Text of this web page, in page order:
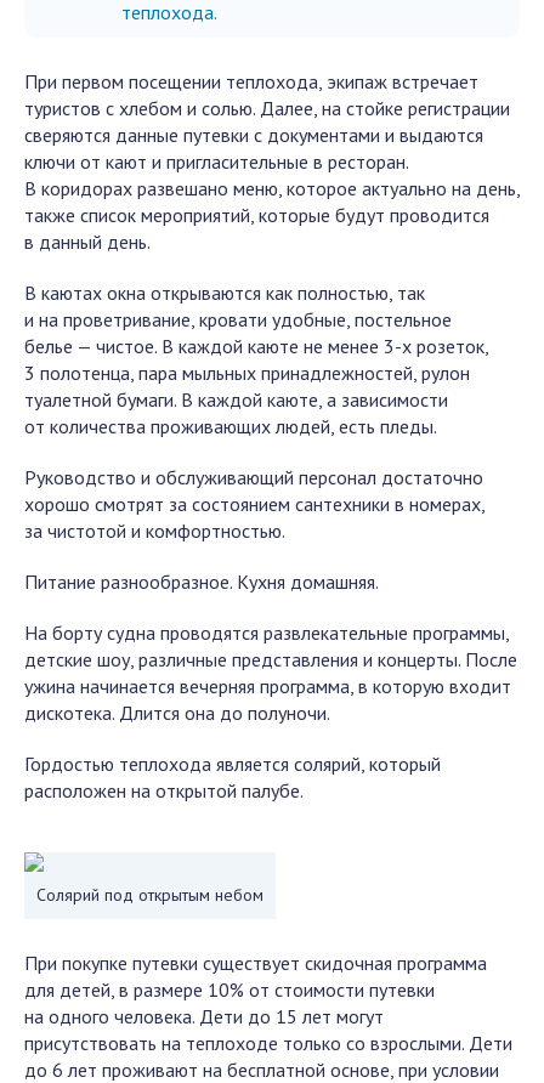
теплохода.
При первом посещении теплохода, экипаж встречает
туристов с хлебом и солью. Далее, на стойке регистрации
сверяются данные путевки с документами и выдаются
ключи от кают и пригласительные в ресторан.
В коридорах развешано меню, которое актуально на день,
также список мероприятий, которые будут проводится
в данный день.
В каютах окна открываются как полностью, так
и на проветривание, кровати удобные, постельное
белье — чистое. В каждой каюте не менее 3-х розеток,
3 полотенца, пара мыльных принадлежностей, рулон
туалетной бумаги. В каждой каюте, а зависимости
от количества проживающих людей, есть пледы.
Руководство и обслуживающий персонал достаточно
хорошо смотрят за состоянием сантехники в номерах,
за чистотой и комфортностью.
Питание разнообразное. Кухня домашняя.
На борту судна проводятся развлекательные программы,
детские шоу, различные представления и концерты. После
ужина начинается вечерняя программа, в которую входит
дискотека. Длится она до полуночи.
Гордостью теплохода является солярий, который
расположен на открытой палубе.
Солярий под открытым небом
При покупке путевки существует скидочная программа
для детей, в размере 10% от стоимости путевки
на одного человека. Дети до 15 лет могут
присутствовать на теплоходе только со взрослыми. Дети
до 6 лет проживают на бесплатной основе, при условии